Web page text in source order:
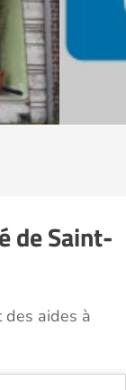
de Saint-
aides à